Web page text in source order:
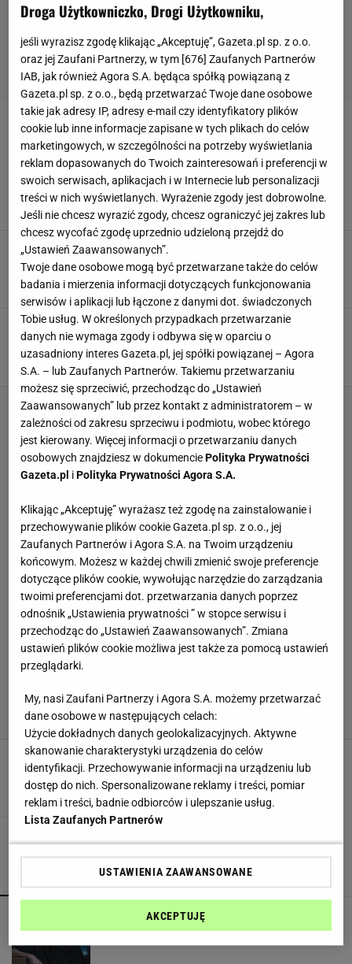
LACOSTE
Sneakersy Lacoste w 3 uniwersalnych kolorach
BUTY SPORTOWE LACOSTE MODA MĘSKA
SNEAKERSY
TENISÓWKI
Wyglądaj stylowo nawet w dresie! Sportowe
ubrania marki Lacoste
AT LACOSTE UBRANIA SPORTOWE
Fenomen krokodyla, czyli jak Lacoste stał się
słynną marką sportową
FITNESS KOSZULKI POLO LACOSTE UBRANIA SPORTOWE
Kwiecień - czas na espadryle!
BUTY SPORTOWE ESPADRYLE LACOSTE
POPULARNE NAJNOWSZE
Obejrzałam najgorszy film tego roku. Po seansie
zostaje tylko niesmak
Droga Użytkowniczko, Drogi Użytkowniku,
jeśli wyrazisz zgodę klikając „Akceptuję”, Gazeta.pl sp. z o.o.
oraz jej Zaufani Partnerzy, w tym [676] Zaufanych Partnerów
IAB, jak również Agora S.A. będąca spółką powiązaną z
Gazeta.pl sp. z o.o., będą przetwarzać Twoje dane osobowe
takie jak adresy IP, adresy e-mail czy identyfikatory plików
cookie lub inne informacje zapisane w tych plikach do celów
marketingowych, w szczególności na potrzeby wyświetlania
reklam dopasowanych do Twoich zainteresowań i preferencji w
swoich serwisach, aplikacjach i w Internecie lub personalizacji
treści w nich wyświetlanych. Wyrażenie zgody jest dobrowolne.
Jeśli nie chcesz wyrazić zgody, chcesz ograniczyć jej zakres lub
chcesz wycofać zgodę uprzednio udzieloną przejdź do
„Ustawień Zaawansowanych”.
Twoje dane osobowe mogą być przetwarzane także do celów
badania i mierzenia informacji dotyczących funkcjonowania
serwisów i aplikacji lub łączone z danymi dot. świadczonych
Tobie usług. W określonych przypadkach przetwarzanie
danych nie wymaga zgody i odbywa się w oparciu o
uzasadniony interes Gazeta.pl, jej spółki powiązanej – Agora
S.A. – lub Zaufanych Partnerów. Takiemu przetwarzaniu
możesz się sprzeciwić, przechodząc do „Ustawień
Zaawansowanych” lub przez kontakt z administratorem – w
zależności od zakresu sprzeciwu i podmiotu, wobec którego
jest kierowany. Więcej informacji o przetwarzaniu danych
osobowych znajdziesz w dokumenciePolityka Prywatności
Gazeta.pl iPolityka Prywatności Agora S.A.
Klikając „Akceptuję” wyrażasz też zgodę na zainstalowanie i
przechowywanie plików cookie Gazeta.pl sp. z o.o., jej
Zaufanych Partnerów i Agora S.A. na Twoim urządzeniu
końcowym. Możesz w każdej chwili zmienić swoje preferencje
dotyczące plików cookie, wywołując narzędzie do zarządzania
twoimi preferencjami dot. przetwarzania danych poprzez
odnośnik „Ustawienia prywatności ” w stopce serwisu i
przechodząc do „Ustawień Zaawansowanych”. Zmiana
ustawień plików cookie możliwa jest także za pomocą ustawień
przeglądarki.
My, nasi Zaufani Partnerzy i Agora S.A. możemy przetwarzać
dane osobowe w następujących celach:
Użycie dokładnych danych geolokalizacyjnych. Aktywne
skanowanie charakterystyki urządzenia do celów
identyfikacji. Przechowywanie informacji na urządzeniu lub
dostęp do nich. Spersonalizowane reklamy i treści, pomiar
reklam i treści, badnie odbiorców i ulepszanie usług.
Lista Zaufanych Partnerów
USTAWIENIA ZAAWANSOWANE
AKCEPTUJĘ